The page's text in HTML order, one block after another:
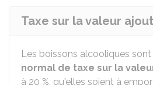
Taxe sur la valeur
Les boissons alcooliques
normal de taxe sur la
à 20 %, qu'elles soient à